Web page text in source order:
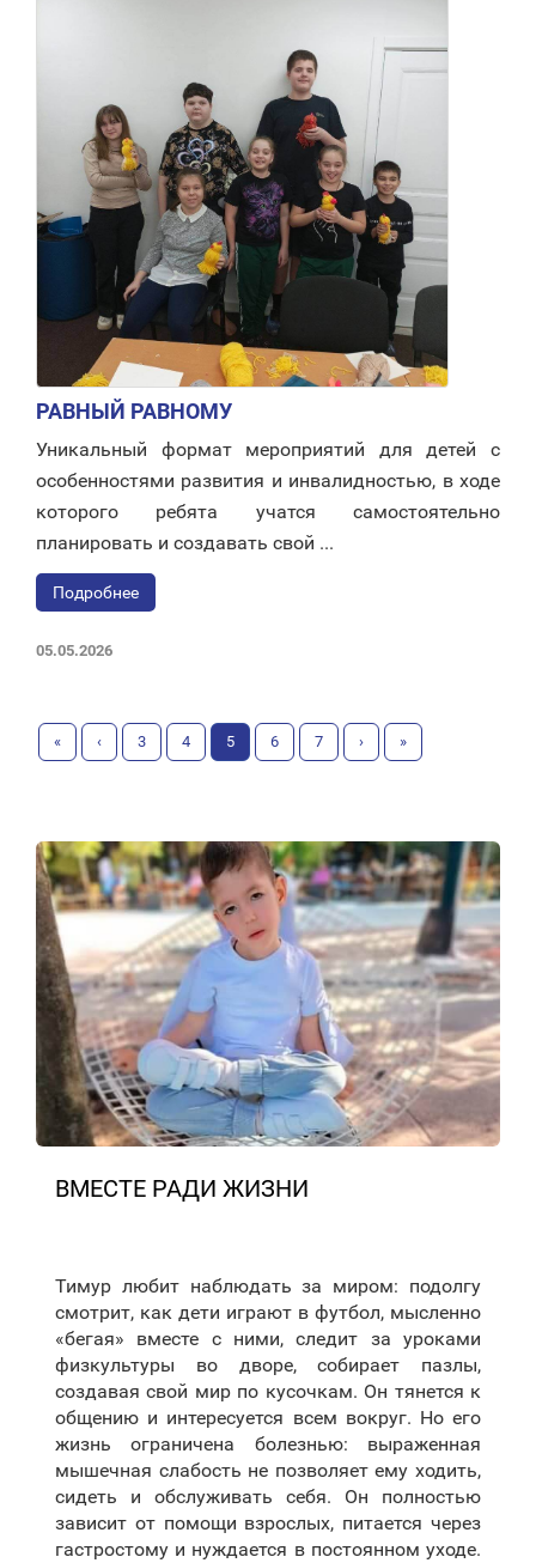
РАВНЫЙ РАВНОМУ
Уникальный формат мероприятий для детей с
особенностями развития и инвалидностью, в ходе
которого ребята учатся самостоятельно
планировать и создавать свой ...
Подробнее
05.05.2026
« ‹ 3 4 5 6 7 › »
ВМЕСТЕ РАДИ ЖИЗНИ
Тимур любит наблюдать за миром: подолгу
смотрит, как дети играют в футбол, мысленно
«бегая» вместе с ними, следит за уроками
физкультуры во дворе, собирает пазлы,
создавая свой мир по кусочкам. Он тянется к
общению и интересуется всем вокруг. Но его
жизнь ограничена болезнью: выраженная
мышечная слабость не позволяет ему ходить,
сидеть и обслуживать себя. Он полностью
зависит от помощи взрослых, питается через
гастростому и нуждается в постоянном уходе.